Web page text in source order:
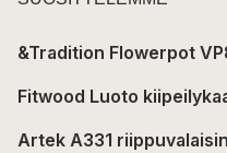
&Tradition Flowerpot
Fitwood Luoto
Artek A331 riippuvalaisin